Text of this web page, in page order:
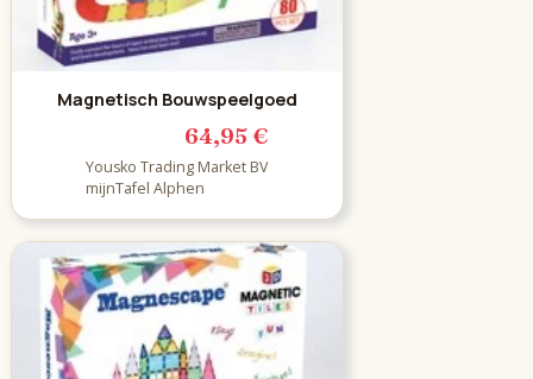
Magnetisch Bouwspeelgoed
64,95 €
Yousko Trading Market BV
mijnTafel Alphen